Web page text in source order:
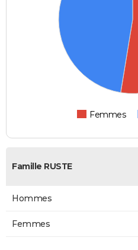
Femmes
Famille RUSTE
Hommes
Femmes